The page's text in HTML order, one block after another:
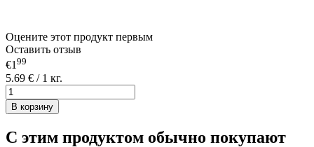
Оцените этот продукт первым
Оставить отзыв
€199
5.69 € / 1 кг.
В корзину
С этим продуктом обычно покупают